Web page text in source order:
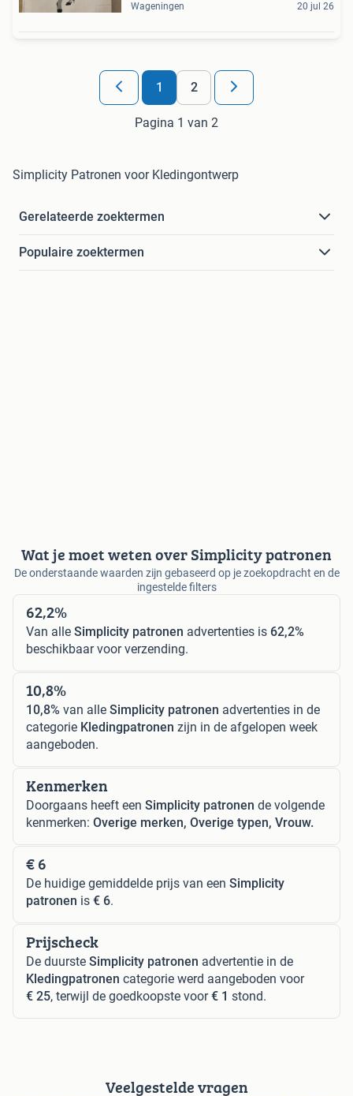
Wageningen 20 jul 26
1 2
Pagina 1 van 2
Simplicity Patronen voor Kledingontwerp
Gerelateerde zoektermen
Populaire zoektermen
Wat je moet weten over Simplicity patronen
De onderstaande waarden zijn gebaseerd op je zoekopdracht en de
ingestelde filters
62,2%
Van alle Simplicity patronen advertenties is 62,2%
beschikbaar voor verzending.
10,8%
10,8% van alle Simplicity patronen advertenties in de
categorie Kledingpatronen zijn in de afgelopen week
aangeboden.
Kenmerken
Doorgaans heeft een Simplicity patronen de volgende
kenmerken: Overige merken, Overige typen, Vrouw.
€ 6
De huidige gemiddelde prijs van een Simplicity
patronen is € 6.
Prijscheck
De duurste Simplicity patronen advertentie in de
Kledingpatronen categorie werd aangeboden voor
€ 25, terwijl de goedkoopste voor€ 1 stond.
Veelgestelde vragen